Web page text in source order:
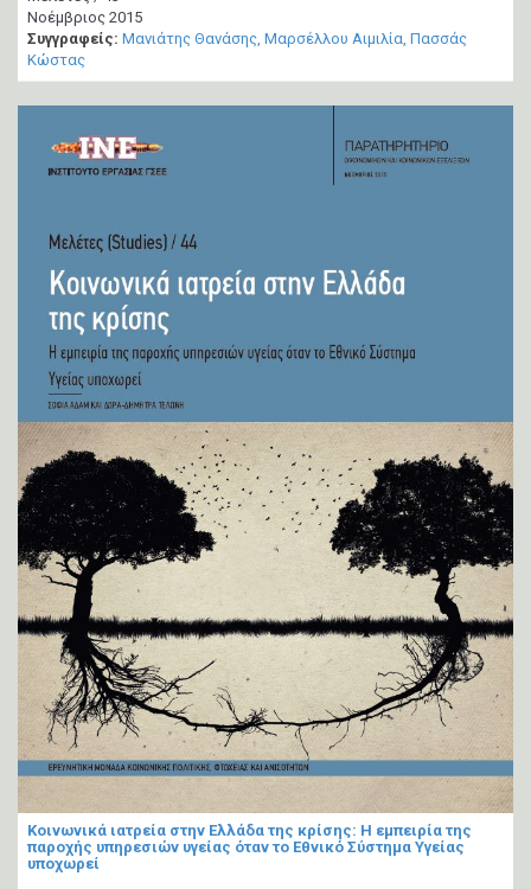
Νοέμβριος 2015
Συγγραφείς: Μανιάτης Θανάσης Μαρσέλλου Αιμιλία Πασσάς
Κώστας
Κοινωνικά ιατρεία στην Ελλάδα της κρίσης: Η εμπειρία της
παροχής υπηρεσιών υγείας όταν το Εθνικό Σύστημα Υγείας
υποχωρεί